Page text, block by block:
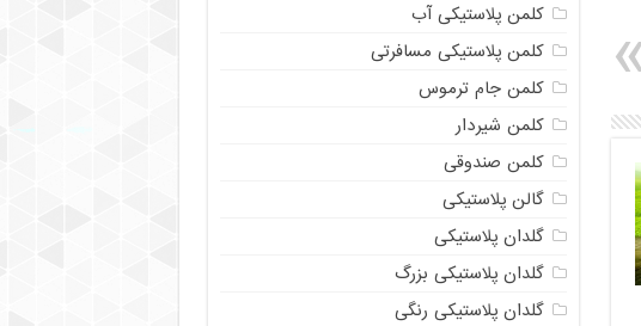
کلمن پلاستیکی آب
کلمن پلاستیکی مسافرتی
کلمن جام ترموس
کلمن شیردار
کلمن صندوقی
گالن پلاستیکی
گلدان پلاستیکی
گلدان پلاستیکی بزرگ
گلدان پلاستیکی رنگی